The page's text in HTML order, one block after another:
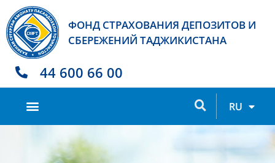
ФОНД СТРАХОВАНИЯ ДЕПОЗИТОВ И
СБЕРЕЖЕНИЙ ТАДЖИКИСТАНА
44 600 66 00
RU
EN